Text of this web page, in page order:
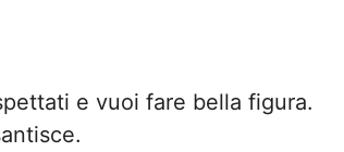
e vuoi fare bella figura.